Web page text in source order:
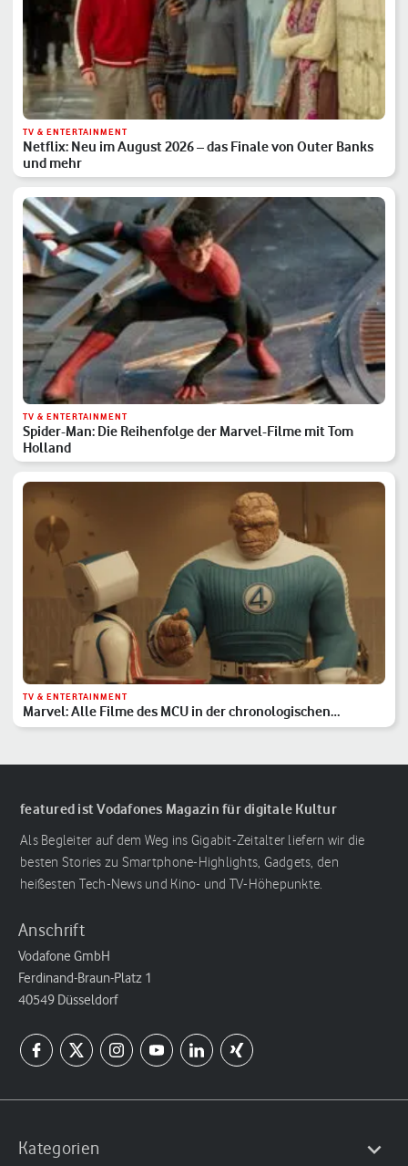
TV & ENTERTAINMENT
Netflix: Neu im August 2026 – das Finale von Outer Banks
und mehr
TV & ENTERTAINMENT
Spider-Man: Die Reihenfolge der Marvel-Filme mit Tom
Holland
TV & ENTERTAINMENT
Marvel: Alle Filme des MCU in der chronologischen
Reihenfolge
featured ist Vodafones Magazin für digitale Kultur
Als Begleiter auf dem Weg ins Gigabit-Zeitalter liefern wir die
besten Stories zu Smartphone-Highlights, Gadgets, den
heißesten Tech-News und Kino- und TV-Höhepunkte.
Anschrift
Vodafone GmbH
Ferdinand-Braun-Platz 1
40549 Düsseldorf
Kategorien